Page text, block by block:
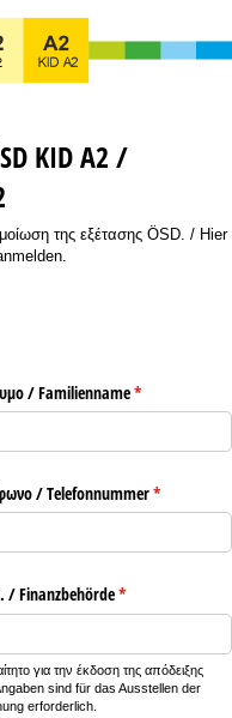
KID A2 /
της εξέτασης ÖSD. / Hier
/​ Familienname*
(υποχρεωτικό)
/​ Telefonnummer*
/​ Finanzbehörde*
(υποχρεωτικό)
για την έκδοση της απόδειξης
sind für das Ausstellen der
erforderlich.